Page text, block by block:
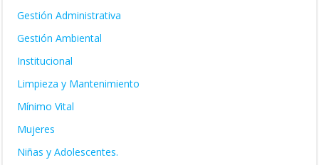
Gestión Administrativa
Gestión Ambiental
Institucional
Limpieza y Mantenimiento
Mínimo Vital
Mujeres
Niñas y Adolescentes.